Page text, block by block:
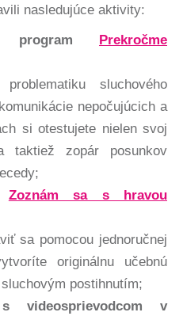
nasledujúce aktivity:
program Prekročme
sluchového
nepočujúcich a
si otestujete nielen svoj
taktiež zopár posunkov
Zoznám sa s hravou
sa pomocou jednoručnej
originálnu učebnú
postihnutím;
videosprievodcom v